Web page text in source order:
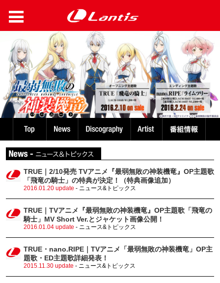
TRUE｜2/10発売 TVアニメ『最弱無敗の神装機竜』OP主題歌
「飛竜の騎士」の特典が決定！（特典画像追加）
2016.01.20 update - ニュース&トピックス
TRUE｜TVアニメ『最弱無敗の神装機竜』OP主題歌「飛竜の
騎士」MV Short Ver.とジャケット画像公開！
2016.01.04 update - ニュース&トピックス
TRUE・nano.RIPE｜TVアニメ「最弱無敗の神装機竜」OP主
題歌・ED主題歌詳細発表！
2015.11.30 update - ニュース&トピックス